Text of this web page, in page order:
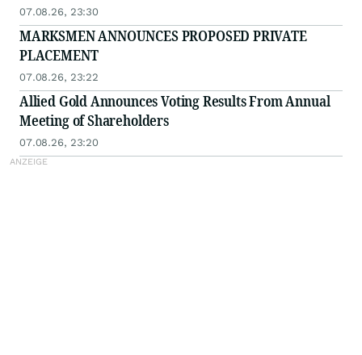
07.08.26, 23:30
MARKSMEN ANNOUNCES PROPOSED PRIVATE
PLACEMENT
07.08.26, 23:22
Allied Gold Announces Voting Results From Annual
Meeting of Shareholders
07.08.26, 23:20